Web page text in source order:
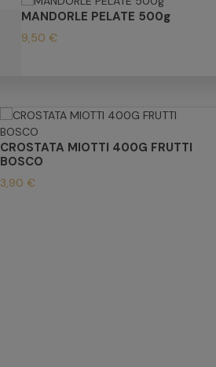
MANDORLE PELATE 500g
9,50 €
CROSTATA MIOTTI 400G FRUTTI
BOSCO
3,90 €